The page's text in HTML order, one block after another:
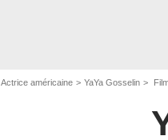
Actrice américaine YaYa Gosselin